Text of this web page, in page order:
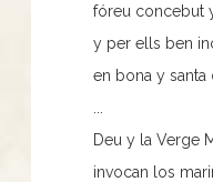
fóreu concebut
y per ells ben
en bona y santa
Deu y la Verge
invocan los